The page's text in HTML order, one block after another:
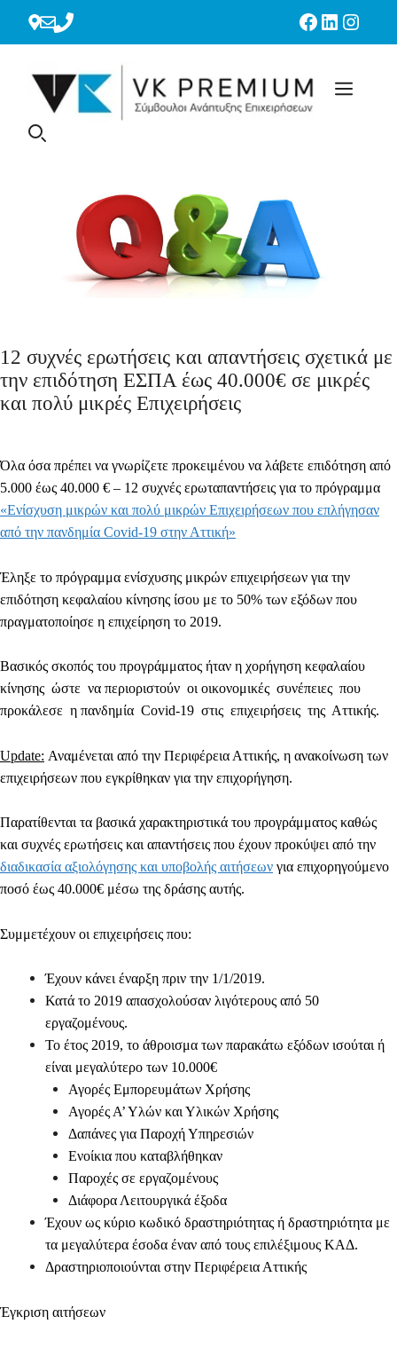
περιεχόμενο
Facebook
Linkedin
12 συχνές ερωτήσεις και απαντήσεις σχετικά με
την επιδότηση ΕΣΠΑ έως 40.000€ σε μικρές
και πολύ μικρές Επιχειρήσεις
Όλα όσα πρέπει να γνωρίζετε προκειμένου να λάβετε επιδότηση από
5.000 έως 40.000 € – 12 συχνές ερωταπαντήσεις για το πρόγραμμα
«Ενίσχυση μικρών και πολύ μικρών Επιχειρήσεων που επλήγησαν
από την πανδημία Covid-19 στην Αττική»
Έληξε το πρόγραμμα ενίσχυσης μικρών επιχειρήσεων για την
επιδότηση κεφαλαίου κίνησης ίσου με το 50% των εξόδων που
πραγματοποίησε η επιχείρηση το 2019.
Βασικός σκοπός του προγράμματος ήταν η χορήγηση κεφαλαίου
κίνησης ώστε να περιοριστούν οι οικονομικές συνέπειες που
προκάλεσε η πανδημία Covid-19 στις επιχειρήσεις της Αττικής.
Update: Αναμένεται από την Περιφέρεια Αττικής, η ανακοίνωση των
επιχειρήσεων που εγκρίθηκαν για την επιχορήγηση.
Παρατίθενται τα βασικά χαρακτηριστικά του προγράμματος καθώς
και συχνές ερωτήσεις και απαντήσεις που έχουν προκύψει από την
διαδικασία αξιολόγησης και υποβολής αιτήσεων για επιχορηγούμενο
ποσό έως 40.000€ μέσω της δράσης αυτής.
Συμμετέχουν οι επιχειρήσεις που:
Έχουν κάνει έναρξη πριν την 1/1/2019.
Κατά το 2019 απασχολούσαν λιγότερους από 50
εργαζομένους.
Το έτος 2019, το άθροισμα των παρακάτω εξόδων ισούται ή
είναι μεγαλύτερο των 10.000€
Αγορές Εμπορευμάτων Χρήσης
Αγορές Α’ Υλών και Υλικών Χρήσης
Δαπάνες για Παροχή Υπηρεσιών
Ενοίκια που καταβλήθηκαν
Παροχές σε εργαζομένους
Διάφορα Λειτουργικά έξοδα
Έχουν ως κύριο κωδικό δραστηριότητας ή δραστηριότητα με
τα μεγαλύτερα έσοδα έναν από τους επιλέξιμους ΚΑΔ.
Δραστηριοποιούνται στην Περιφέρεια Αττικής
Έγκριση αιτήσεων